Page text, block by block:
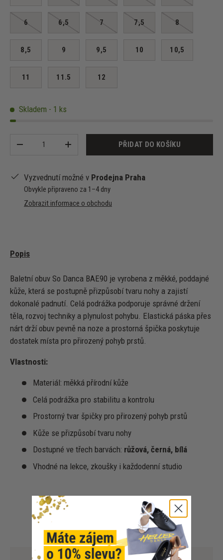
6 6,5 7 7,5 8
8,5 9 9,5 10 10,5
11 11.5 12
Skladem - 1 ks
+ PŘIDAT DO KOŠÍKU
Vyzvednutí možné v Prodejna Praha
Obvykle připraveno za 1–4 dny
Zobrazit informace o obchodu
Popis
Baletní obuv So Danca BAE90 je vyrobena z měkké, poddajné
kůže, která se postupně přizpůsobí tvaru nohy a zajistí
dokonalé padnutí. Celá podrážka podporuje správné držení
těla, rozvoj techniky a plynulost pohybu. Elastická páska přes
nárt drží obuv pevně na noze a prostorná špička poskytuje
dostatek místa pro přirozený pohyb prstů.
Vlastnosti:
Materiál: měkká přírodní kůže
Celá podrážka pro stabilitu a kontrolu
Prostorný tvar špičky pro přirozený pohyb prstů
Kůže se přizpůsobí tvaru nohy
Dostupné ve třech barvách: růžová, černá, bílá
Vhodné na lekce, zkoušky i každodenní studio